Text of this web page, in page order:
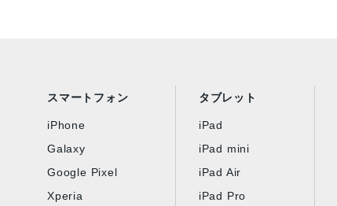
スマートフォン
iPhone
Galaxy
Google Pixel
Xperia
タブレット
iPad
iPad mini
iPad Air
iPad Pro